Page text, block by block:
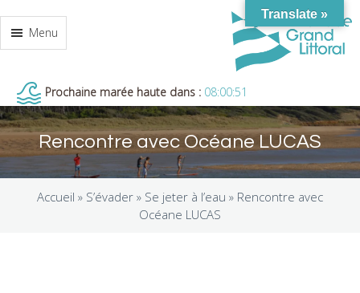
Menu
Prochaine marée haute dans : 08:00:50
Rencontre avec Océane LUCAS
Accueil » S’évader » Se jeter à l’eau » Rencontre avec
Océane LUCAS
Translate »